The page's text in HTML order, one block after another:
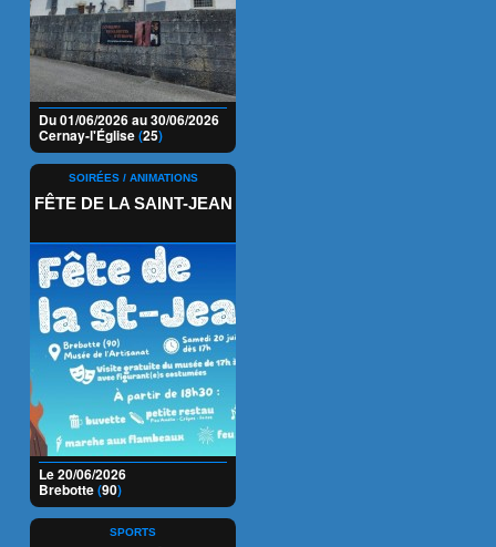
Du 01/06/2026 au 30/06/2026
Cernay-l'Église(25)
SOIRÉES / ANIMATIONS
FÊTE DE LA SAINT-JEAN
Le 20/06/2026
Brebotte(90)
SPORTS